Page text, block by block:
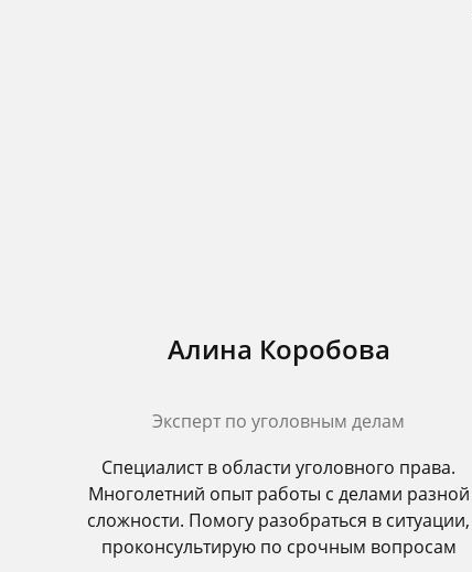
Алина Коробова
Эксперт по уголовным делам
Специалист в области уголовного права.
Многолетний опыт работы с делами разной
сложности. Помогу разобраться в ситуации,
проконсультирую по срочным вопросам